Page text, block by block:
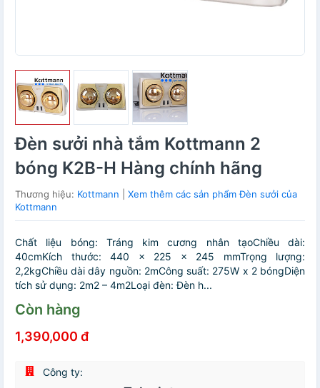
Đèn sưởi nhà tắm Kottmann 2
bóng K2B-H Hàng chính hãng
Thương hiệu: Kottmann
Xem thêm các sản phẩm Đèn sưởi của
Kottmann
Chất liệu bóng: Tráng kim cương nhân tạoChiều dài:
40cmKích thước: 440 x 225 x 245 mmTrọng lượng:
2,2kgChiều dài dây nguồn: 2mCông suất: 275W x 2 bóngDiện
tích sử dụng: 2m2 – 4m2Loại đèn: Đèn h...
Còn hàng
1,390,000 đ
Công ty: